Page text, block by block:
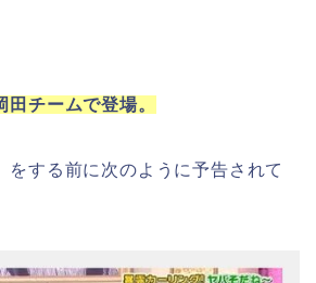
チームで登場。
をする前に次のように予告されて